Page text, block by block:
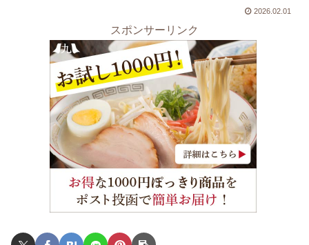
2026.02.01
スポンサーリンク